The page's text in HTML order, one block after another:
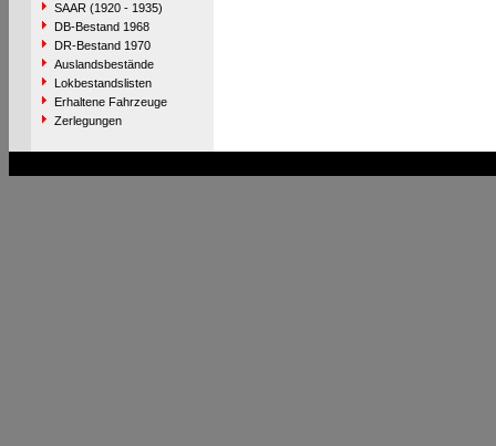
SAAR (1920 - 1935)
DB-Bestand 1968
DR-Bestand 1970
Auslandsbestände
Lokbestandslisten
Erhaltene Fahrzeuge
Zerlegungen